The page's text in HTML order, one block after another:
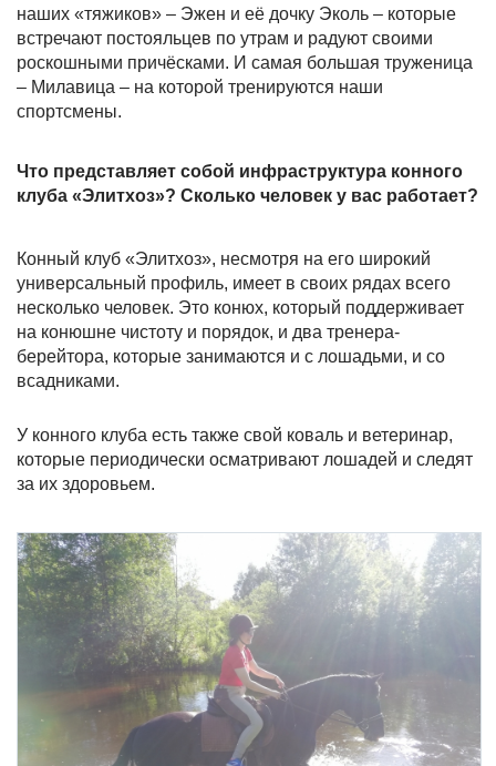
наших «тяжиков» – Эжен и её дочку Эколь – которые
встречают постояльцев по утрам и радуют своими
роскошными причёсками. И самая большая труженица
– Милавица – на которой тренируются наши
спортсмены.
Что представляет собой инфраструктура конного
клуба «Элитхоз»? Сколько человек у вас работает?
Конный клуб «Элитхоз», несмотря на его широкий
универсальный профиль, имеет в своих рядах всего
несколько человек. Это конюх, который поддерживает
на конюшне чистоту и порядок, и два тренера-
берейтора, которые занимаются и с лошадьми, и со
всадниками.
У конного клуба есть также свой коваль и ветеринар,
которые периодически осматривают лошадей и следят
за их здоровьем.